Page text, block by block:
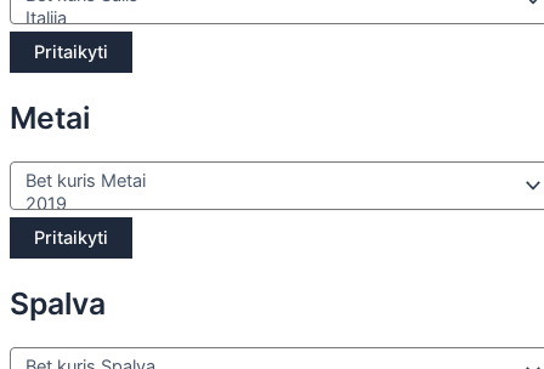
Pritaikyti
Metai
Pritaikyti
Spalva